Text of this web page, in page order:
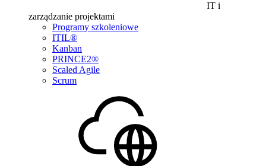
IT i
zarządzanie projektami
Programy szkoleniowe
ITIL®
Kanban
PRINCE2®
Scaled Agile
Scrum